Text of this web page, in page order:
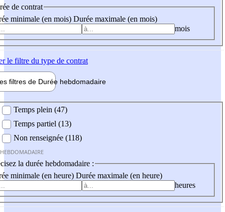
de contrat
minimale (en mois) Durée maximale (en mois)
mois
le filtre du type de contrat
filtres de Durée hebdomadaire
Temps plein (47)
Temps partiel (13)
Non renseignée (118)
la durée hebdomadaire :
minimale (en heure) Durée maximale (en heure)
heures